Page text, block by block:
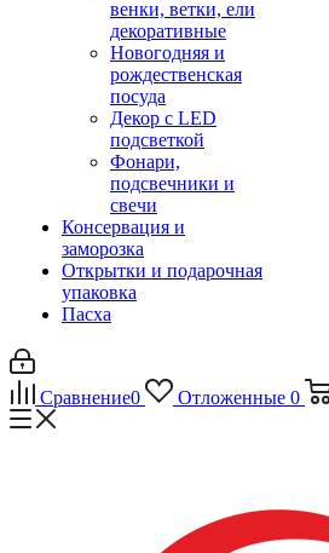
венки, ветки, ели
декоративные
Новогодняя и
рождественская
посуда
Декор с LED
подсветкой
Фонари,
подсвечники и
свечи
Консервация и
заморозка
Открытки и подарочная
упаковка
Пасха
Сравнение0 Отложенные 0